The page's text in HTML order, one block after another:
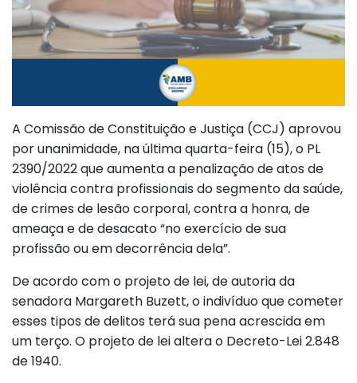
A Comissão de Constituição e Justiça (CCJ) aprovou
por unanimidade, na última quarta-feira (15), o PL
2390/2022 que aumenta a penalização de atos de
violência contra profissionais do segmento da saúde,
de crimes de lesão corporal, contra a honra, de
ameaça e de desacato “no exercício de sua
profissão ou em decorrência dela”.
De acordo com o projeto de lei, de autoria da
senadora Margareth Buzett, o indivíduo que cometer
esses tipos de delitos terá sua pena acrescida em
um terço. O projeto de lei altera o Decreto-Lei 2.848
de 1940.